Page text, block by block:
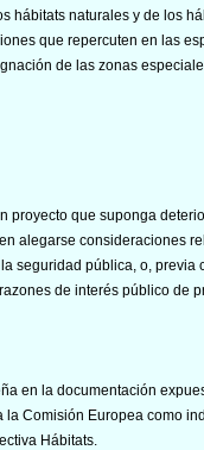
hábitats naturales y de los
que repercuten en las
de las zonas
proyecto que suponga
alegarse consideraciones
seguridad pública, o, previa
de interés público de
en la documentación
la Comisión Europea como
Hábitats.